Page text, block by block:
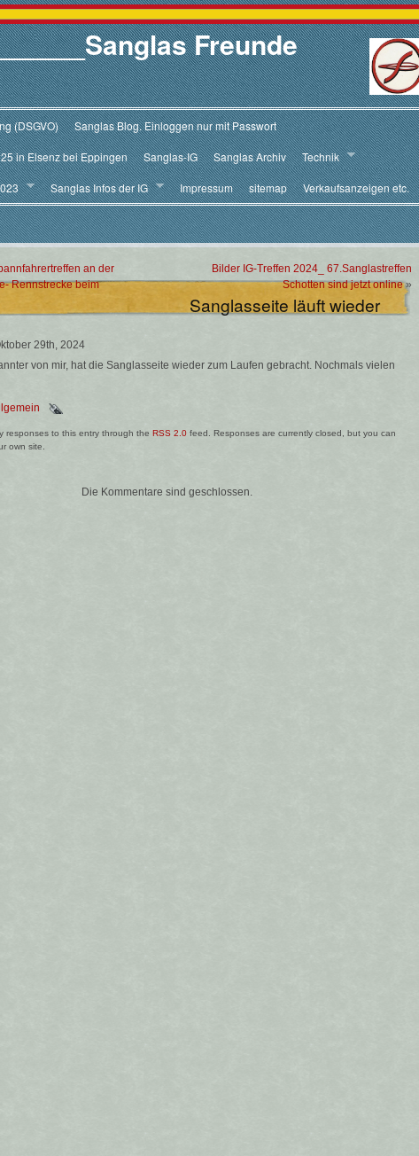
Freunde
(DSGVO) Sanglas Blog. Einloggen nur mit Passwort
in Elsenz bei Eppingen Sanglas-IG Sanglas Archiv Technik
Sanglas Infos der IG Impressum sitemap Verkaufsanzeigen etc.
an der
Rennstrecke beim
Bilder IG-Treffen 2024_ 67.Sanglastreffen
Schotten sind jetzt online»
Sanglasseite läuft wieder
29th, 2024
von mir, hat die Sanglasseite wieder zum Laufen gebracht. Nochmals vielen
responses to this entry through the RSS 2.0 feed. Responses are currently closed, but you can
own site.
Die Kommentare sind geschlossen.